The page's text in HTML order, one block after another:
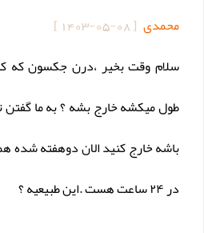
محمدی [
1403-05-08
]
سلام وقت بخیر ،درن جکسون که
در ۲۴ ساعت هست .این طبیعیه ؟